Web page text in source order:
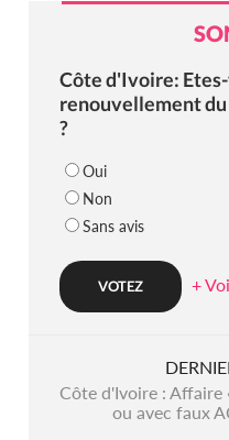
Côte d'Ivoire:
renouvellement du
?
Oui
Non
Sans avis
+
Côte d'Ivoire : Affaire
ou avec faux